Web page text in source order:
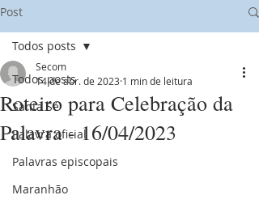
Post
Todos posts
Santa Sé
Palavra oficial
Palavras episcopais
Maranhão
Todos posts
Roteiro para Celebração da
Palavra - 16/04/2023
Secom
14 de abr. de 2023 1 min de leitura